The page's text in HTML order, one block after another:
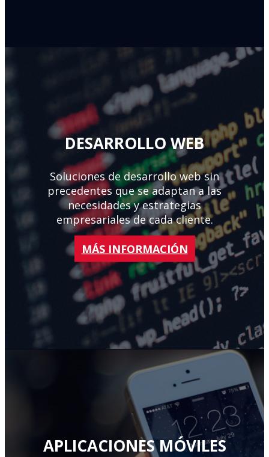
DESARROLLO WEB
Soluciones de desarrollo web sin
precedentes que se adaptan a las
necesidades y estrategias
empresariales de cada cliente.
MÁS INFORMACIÓN
APLICACIONES MÓVILES